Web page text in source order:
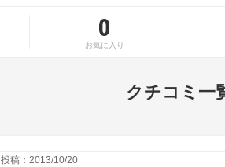
0
お気に入り
クチコミ一
投稿：2013/10/20